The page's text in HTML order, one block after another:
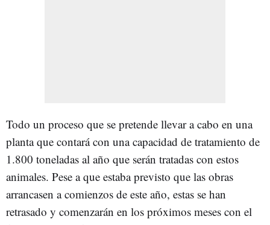
Todo un proceso que se pretende llevar a cabo en una
planta que contará con una capacidad de tratamiento de
1.800 toneladas al año que serán tratadas con estos
animales. Pese a que estaba previsto que las obras
arrancasen a comienzos de este año, estas se han
retrasado y comenzarán en los próximos meses con el